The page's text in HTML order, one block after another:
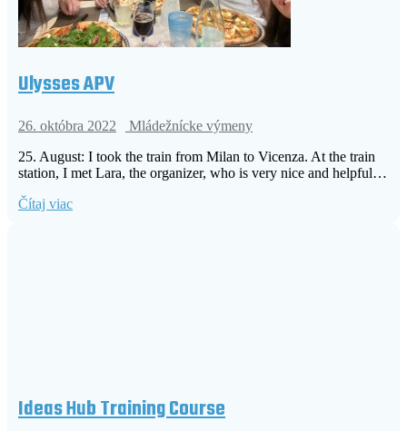
Ulysses APV
26. októbra 2022
Mládežnícke výmeny
25. August: I took the train from Milan to Vicenza. At the train
station, I met Lara, the organizer, who is very nice and helpful…
Čítaj viac
Ideas Hub Training Course